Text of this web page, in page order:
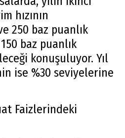
hızının
250 baz puanlık
baz puanlık
konuşuluyor. Yıl
ise %30 seviyelerine
Faizlerindeki